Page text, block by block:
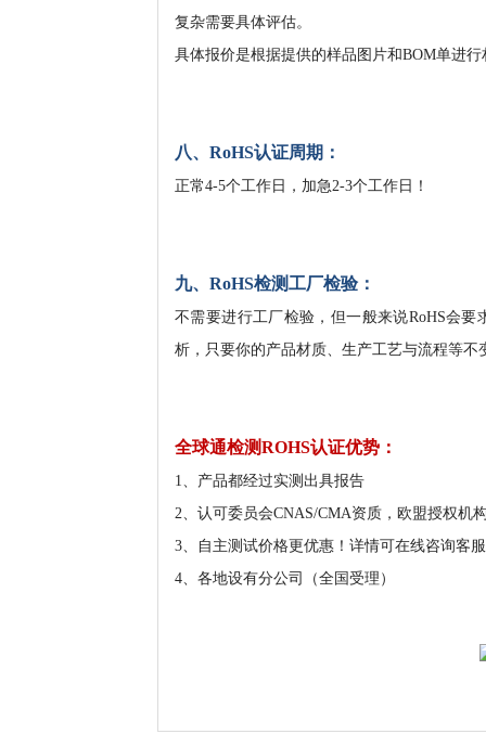
复杂需要具体评估。
具体报价是根据提供的样品图片和BOM单进
八、RoHS认证周期：
正常4-5个工作日，加急2-3个工作日！
九、RoHS检测工厂检验：
不需要进行工厂检验，但一般来说RoHS会
析，只要你的产品材质、生产工艺与流程等不
全球通检测ROHS认证优势：
1、产品都经过实测出具报告
2、认可委员会CNAS/CMA资质，欧盟授权机
3、自主测试价格更优惠！详情可在线咨询客
4、各地设有分公司（全国受理）